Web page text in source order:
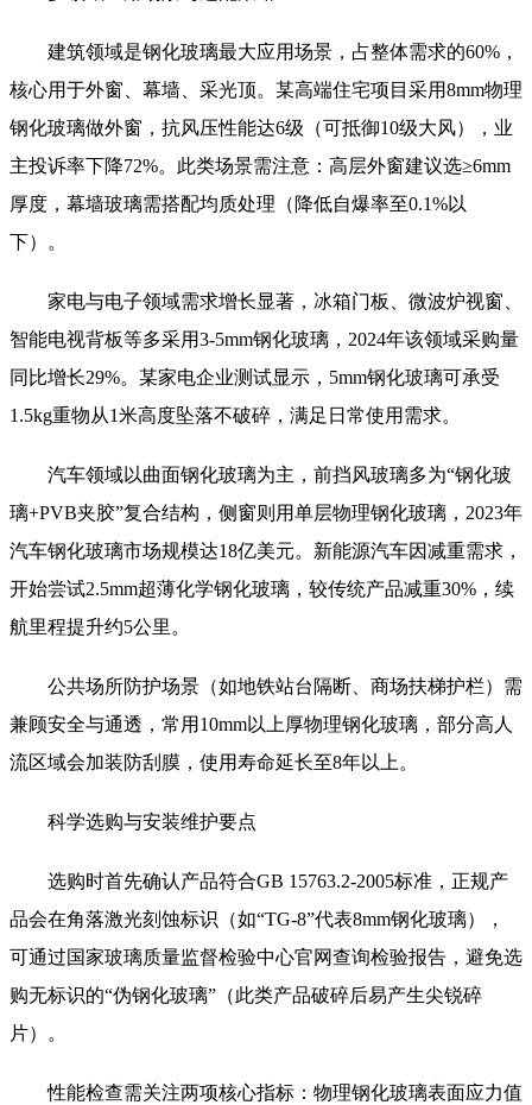
建筑领域是钢化玻璃最大应用场景，占整体需求的60%，
核心用于外窗、幕墙、采光顶。某高端住宅项目采用8mm物理
钢化玻璃做外窗，抗风压性能达6级（可抵御10级大风），业
主投诉率下降72%。此类场景需注意：高层外窗建议选≥6mm
厚度，幕墙玻璃需搭配均质处理（降低自爆率至0.1%以
下）。
家电与电子领域需求增长显著，冰箱门板、微波炉视窗、
智能电视背板等多采用3-5mm钢化玻璃，2024年该领域采购量
同比增长29%。某家电企业测试显示，5mm钢化玻璃可承受
1.5kg重物从1米高度坠落不破碎，满足日常使用需求。
汽车领域以曲面钢化玻璃为主，前挡风玻璃多为“钢化玻
璃+PVB夹胶”复合结构，侧窗则用单层物理钢化玻璃，2023年
汽车钢化玻璃市场规模达18亿美元。新能源汽车因减重需求，
开始尝试2.5mm超薄化学钢化玻璃，较传统产品减重30%，续
航里程提升约5公里。
公共场所防护场景（如地铁站台隔断、商场扶梯护栏）需
兼顾安全与通透，常用10mm以上厚物理钢化玻璃，部分高人
流区域会加装防刮膜，使用寿命延长至8年以上。
科学选购与安装维护要点
选购时首先确认产品符合GB 15763.2-2005标准，正规产
品会在角落激光刻蚀标识（如“TG-8”代表8mm钢化玻璃），
可通过国家玻璃质量监督检验中心官网查询检验报告，避免选
购无标识的“伪钢化玻璃”（此类产品破碎后易产生尖锐碎
片）。
性能检查需关注两项核心指标：物理钢化玻璃表面应力值